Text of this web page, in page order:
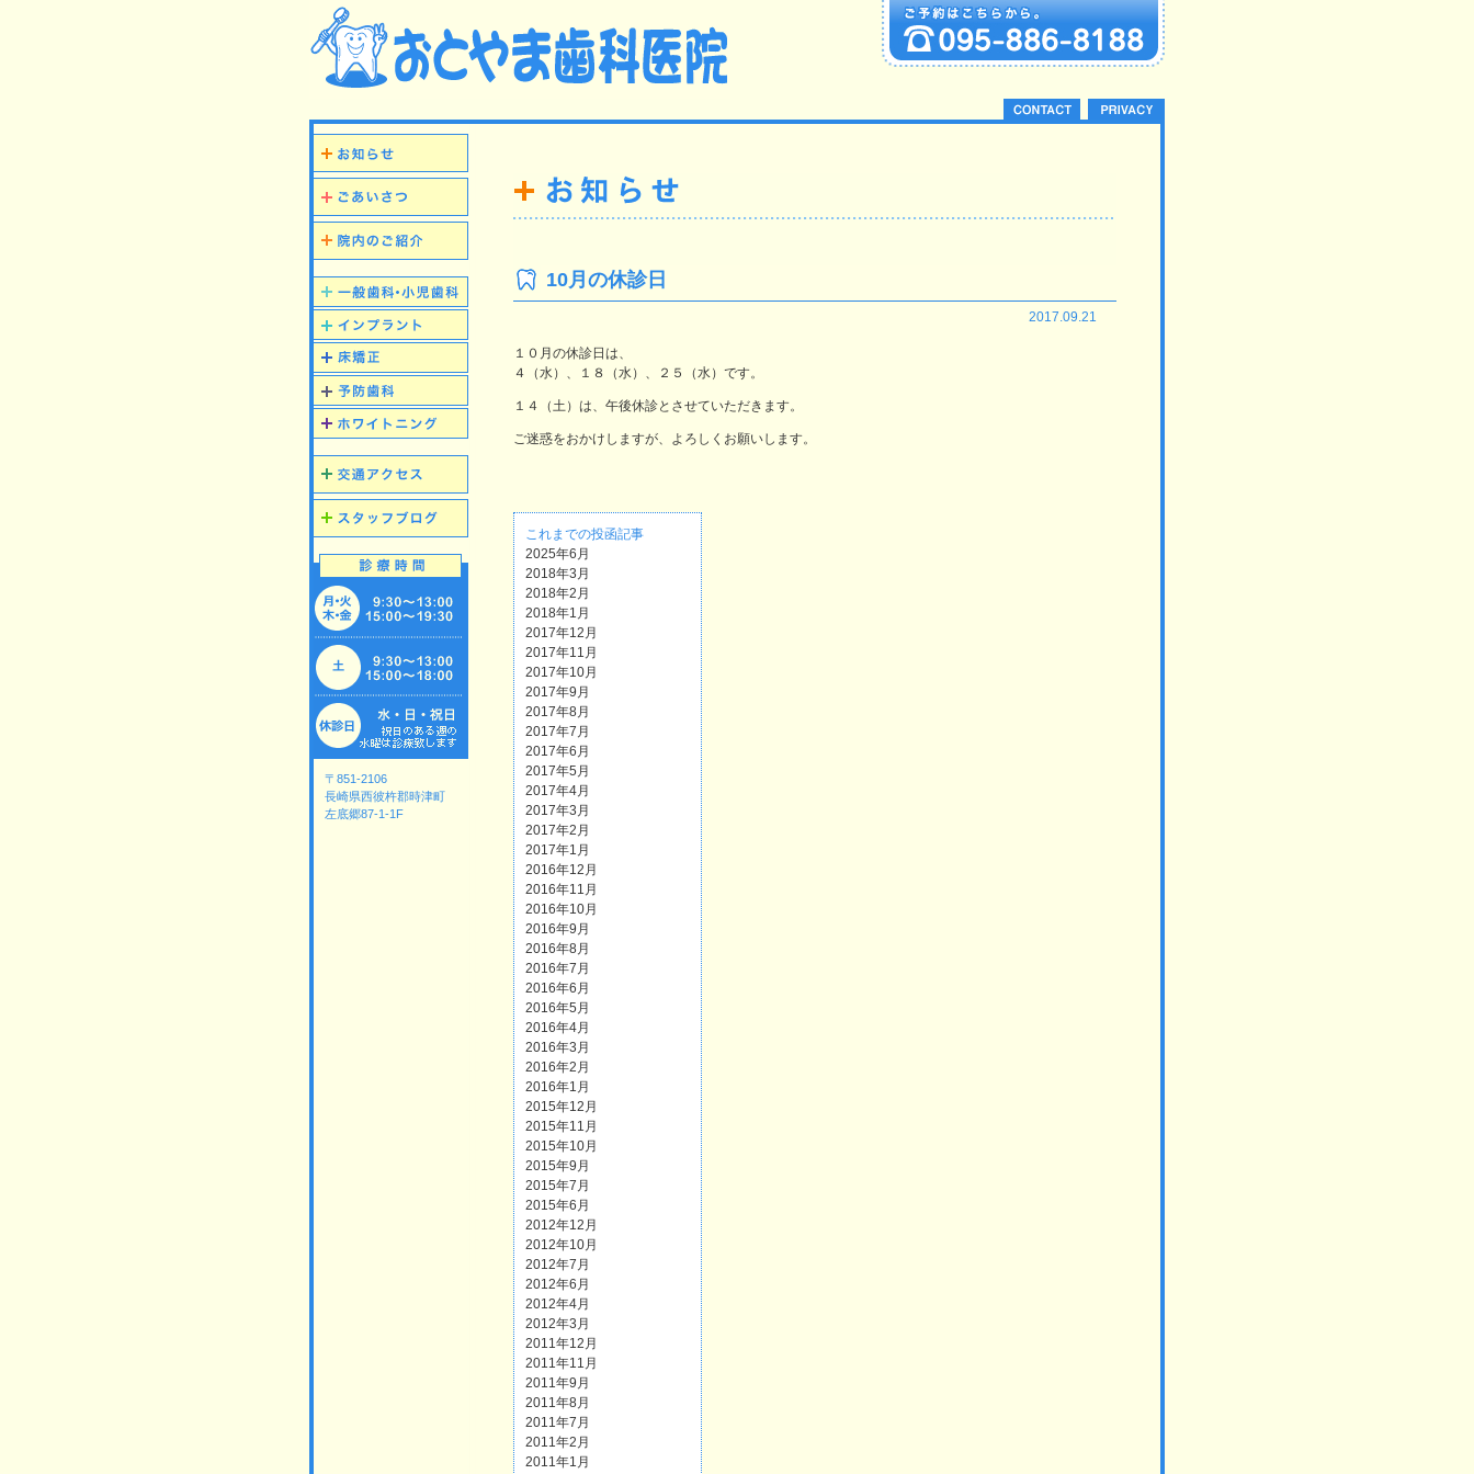
10月の休診日
2017.09.21
１０月の休診日は、
４（水）、１８（水）、２５（水）です。
１４（土）は、午後休診とさせていただきます。
ご迷惑をおかけしますが、よろしくお願いします。
これまでの投函記事
2025年6月
2018年3月
2018年2月
2018年1月
2017年12月
2017年11月
2017年10月
2017年9月
2017年8月
2017年7月
2017年6月
2017年5月
2017年4月
2017年3月
2017年2月
2017年1月
2016年12月
2016年11月
2016年10月
2016年9月
2016年8月
2016年7月
2016年6月
2016年5月
2016年4月
2016年3月
2016年2月
2016年1月
2015年12月
2015年11月
2015年10月
2015年9月
2015年7月
2015年6月
2012年12月
2012年10月
2012年7月
2012年6月
2012年4月
2012年3月
2011年12月
2011年11月
2011年9月
2011年8月
2011年7月
2011年2月
2011年1月
〒851-2106
長崎県西彼杵郡時津町
左底郷87-1-1F